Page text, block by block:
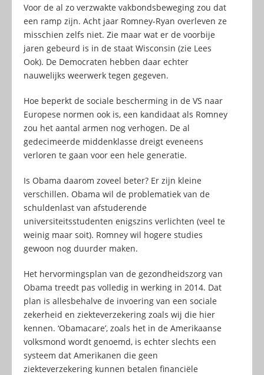
Voor de al zo verzwakte vakbondsbeweging zou dat
een ramp zijn. Acht jaar Romney-Ryan overleven ze
misschien zelfs niet. Zie maar wat er de voorbije
jaren gebeurd is in de staat Wisconsin (zie Lees
Ook). De Democraten hebben daar echter
nauwelijks weerwerk tegen gegeven.
Hoe beperkt de sociale bescherming in de VS naar
Europese normen ook is, een kandidaat als Romney
zou het aantal armen nog verhogen. De al
gedecimeerde middenklasse dreigt eveneens
verloren te gaan voor een hele generatie.
Is Obama daarom zoveel beter? Er zijn kleine
verschillen. Obama wil de problematiek van de
schuldenlast van afstuderende
universiteitsstudenten enigszins verlichten (veel te
weinig maar soit). Romney wil hogere studies
gewoon nog duurder maken.
Het hervormingsplan van de gezondheidszorg van
Obama treedt pas volledig in werking in 2014. Dat
plan is allesbehalve de invoering van een sociale
zekerheid en ziekteverzekering zoals wij die hier
kennen. ‘Obamacare’, zoals het in de Amerikaanse
volksmond wordt genoemd, is echter slechts een
systeem dat Amerikanen die geen
ziekteverzekering kunnen betalen financiële